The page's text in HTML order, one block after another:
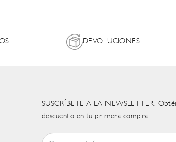
DEVOLUCIONES
SUSCRÍBETE A LA NEWSLETTER.
descuento en tu primera compra